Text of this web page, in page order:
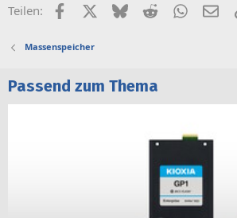
Teilen: FacebookX (Twitter)
BlueskyReddit E-
Massenspeicher
Passend zum Thema